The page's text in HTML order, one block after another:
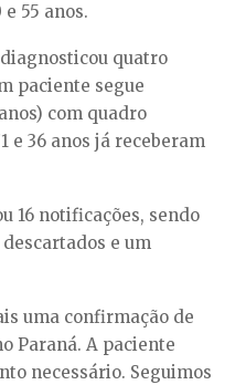
55 anos.
quatro
paciente segue
com quadro
e 36 anos já receberam
16 notificações, sendo
e um
uma confirmação de
Paraná. A paciente
necessário. Seguimos